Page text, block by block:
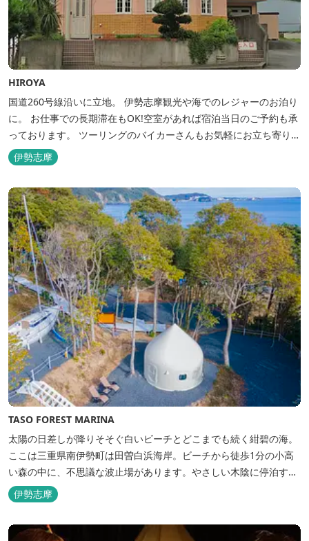
HIROYA
国道260号線沿いに立地。 伊勢志摩観光や海でのレジャーのお泊り
に。 お仕事での長期滞在もOK!空室があれば宿泊当日のご予約も承
っております。 ツーリングのバイカーさんもお気軽にお立ち寄りく
ださい。
伊勢志摩
TASO FOREST MARINA
太陽の日差しが降りそそぐ白いビーチとどこまでも続く紺碧の海。
ここは三重県南伊勢町は田曽白浜海岸。ビーチから徒歩1分の小高
い森の中に、不思議な波止場があります。やさしい木陰に停泊する
のは3艇のヨット。日本初の森のマリーナです。 航海の気分高まる
インテリアは見た目からは想像できないほど広く、くつろぎの空
間。夏場でもエアコン完備で快適にお過ごしいただけます。甲板の
上に寝転んで夜空を見上げれば...
伊勢志摩